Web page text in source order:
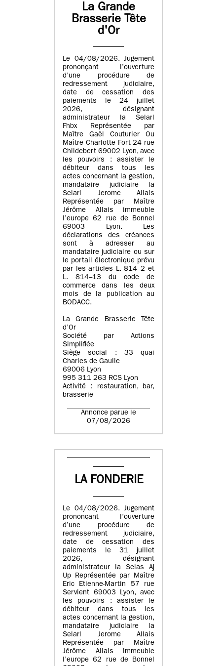
La Grande
Brasserie Tête
d'Or
Le 04/08/2026. Jugement
prononçant l’ouverture
d’une procédure de
redressement judiciaire,
date de cessation des
paiements le 24 juillet
2026, désignant
administrateur la Selarl
Fhbx Représentée par
Maître Gaël Couturier Ou
Maître Charlotte Fort 24 rue
Childebert 69002 Lyon, avec
les pouvoirs : assister le
débiteur dans tous les
actes concernant la gestion,
mandataire judiciaire la
Selarl Jerome Allais
Représentée par Maître
Jérôme Allais immeuble
l’europe 62 rue de Bonnel
69003 Lyon. Les
déclarations des créances
sont à adresser au
mandataire judiciaire ou sur
le portail électronique prévu
par les articles L. 814–2 et
L. 814–13 du code de
commerce dans les deux
mois de la publication au
BODACC.
La Grande Brasserie Tête
d’Or
Société par Actions
Simplifiée
Siège social : 33 quai
Charles de Gaulle
69006 Lyon
995 311 263 RCS Lyon
Activité : restauration, bar,
brasserie
Annonce parue le
07/08/2026
LA FONDERIE
Le 04/08/2026. Jugement
prononçant l’ouverture
d’une procédure de
redressement judiciaire,
date de cessation des
paiements le 31 juillet
2026, désignant
administrateur la Selas Aj
Up Représentée par Maître
Eric Etienne-Martin 57 rue
Servient 69003 Lyon, avec
les pouvoirs : assister le
débiteur dans tous les
actes concernant la gestion,
mandataire judiciaire la
Selarl Jerome Allais
Représentée par Maître
Jérôme Allais immeuble
l’europe 62 rue de Bonnel